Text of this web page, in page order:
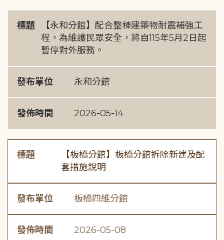
標題
【永和分館】配合整棟建築物耐震補強工
程，為維護民眾安全，將自115年5月2日起
暫停對外服務。
發布單位 永和分館
發佈時間 2026-05-14
標題
【板橋分館】板橋分館拆除新建及配
套措施說明
發布單位 板橋四維分館
發佈時間 2026-05-08